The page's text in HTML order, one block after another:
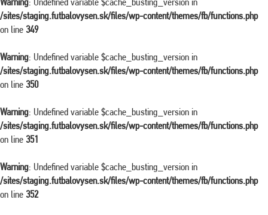
/sites/staging.futbalovysen.sk/files/wp-content/themes/fb/functions.php
on line 349
Warning: Undefined variable $cache_busting_version in
/sites/staging.futbalovysen.sk/files/wp-content/themes/fb/functions.php
on line 350
Warning: Undefined variable $cache_busting_version in
/sites/staging.futbalovysen.sk/files/wp-content/themes/fb/functions.php
on line 351
Warning: Undefined variable $cache_busting_version in
/sites/staging.futbalovysen.sk/files/wp-content/themes/fb/functions.php
on line 352